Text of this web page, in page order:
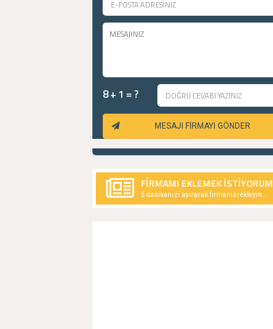
8 + 1 = ?
MESAJI FİRMAYI GÖNDER
FİRMAMI EKLEMEK İSTİYORUM
5 dakikanızı ayırarak firmanızı ekleyin..